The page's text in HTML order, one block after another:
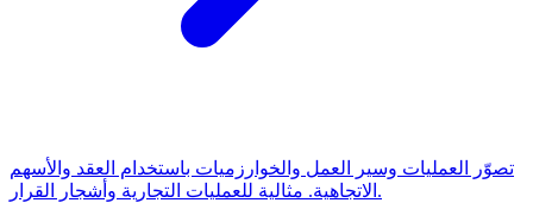
تصوّر العمليات وسير العمل والخوارزميات باستخدام العقد والأسهم
الاتجاهية. مثالية للعمليات التجارية وأشجار القرار.